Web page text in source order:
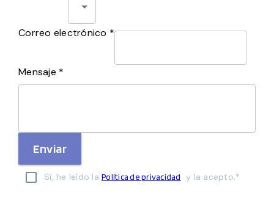
Correo electrónico *
Mensaje *
Enviar
Sí, he leído la Política de privacidad y la acepto.*